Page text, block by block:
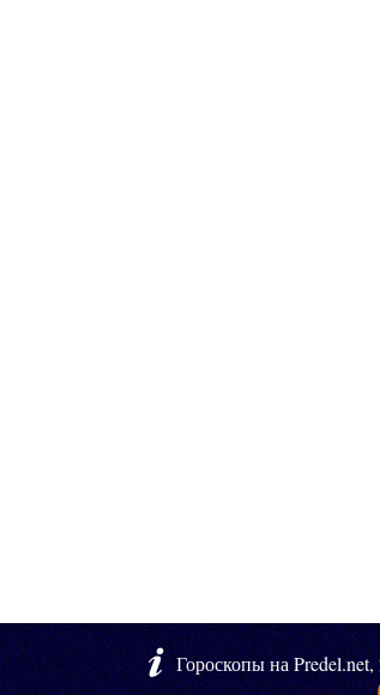
Гороскопы на